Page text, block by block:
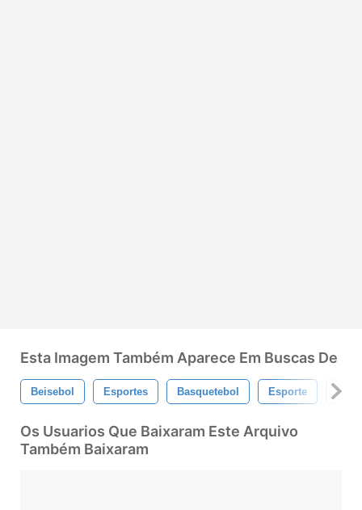
Esta Imagem Também Aparece Em Buscas De
Beisebol Esportes Basquetebol Esporte
Os Usuarios Que Baixaram Este Arquivo
Também Baixaram